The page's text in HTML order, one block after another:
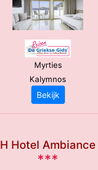
Myrties
Kalymnos
Bekijk
H Hotel Ambiance
***